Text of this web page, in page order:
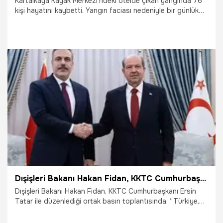
kişi hayatını kaybetti. Yangın faciası nedeniyle bir günlük
22.01.2025 Gündem
Dışişleri Bakanı Hakan Fidan, KKTC Cumhurbaşkanı Ersin Tatar ile Görüştü: İki devletli çözüm dışında seçenek yok
Dışişleri Bakanı Hakan Fidan, KKTC Cumhurbaşkanı Ersin
Tatar ile düzenlediği ortak basın toplantısında, “Türkiye,